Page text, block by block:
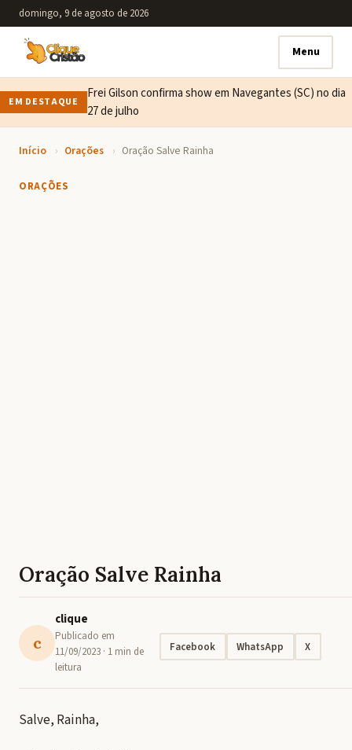
domingo, 9 de agosto de 2026
Menu
EM DESTAQUE
Frei Gilson confirma show em Navegantes (SC) no dia
27 de julho
Início › Orações › Oração Salve Rainha
ORAÇÕES
Oração Salve Rainha
c
clique
Publicado em
11/09/2023 · 1 min de
leitura
Facebook WhatsApp X
Salve, Rainha,